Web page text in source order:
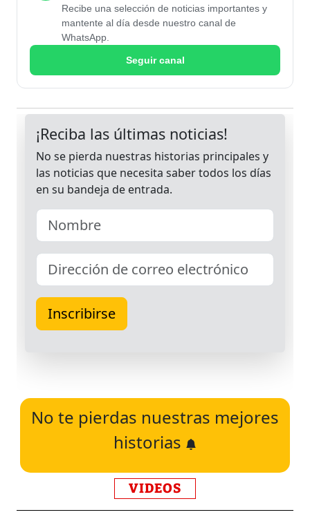
Recibe una selección de noticias importantes y
mantente al día desde nuestro canal de
WhatsApp.
Seguir canal
No te pierdas nuestras mejores
historias
VIDEOS